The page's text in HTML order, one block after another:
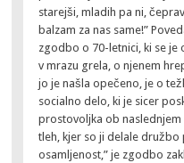
starejši, mladih pa ni,
balzam za nas same!”
zgodbo o 70-letnici, ki se je
v mrazu grela, o njenem
jo je našla opečeno, je o
socialno delo, ki je sicer
prostovoljka ob
tleh, kjer so ji delale družbo
osamljenost,” je zgodbo